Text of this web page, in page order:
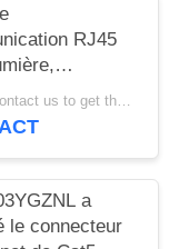
RJ45
de
Please contact us to get the latest price. MOQ:1 morceau
a
le connecteur